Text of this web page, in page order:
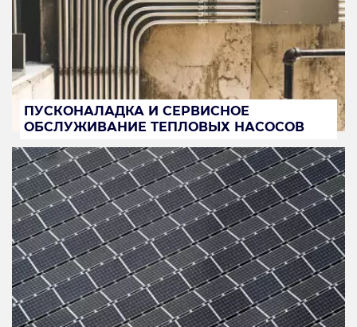
ПУСКОНАЛАДКА И СЕРВИСНОЕ
ОБСЛУЖИВАНИЕ ТЕПЛОВЫХ НАСОСОВ